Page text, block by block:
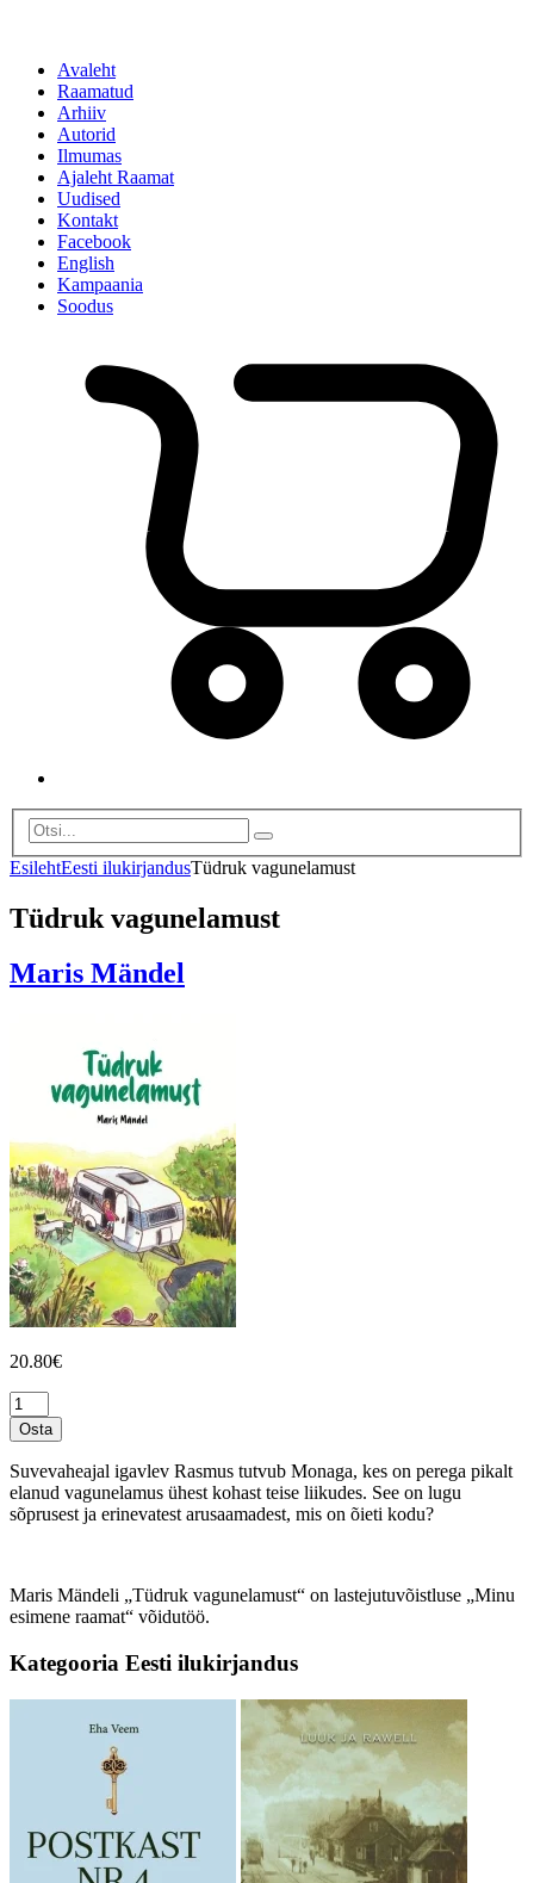
Avaleht
Raamatud
Arhiiv
Autorid
Ilmumas
Ajaleht Raamat
Uudised
Kontakt
Facebook
English
Kampaania
Soodus
EsilehtEesti ilukirjandusTüdruk vagunelamust
Tüdruk vagunelamust
Maris Mändel
20.80€
Tüdruk
vagunelamust
kogus
Osta
Suvevaheajal igavlev Rasmus tutvub Monaga, kes on perega pikalt
elanud vagunelamus ühest kohast teise liikudes. See on lugu
sõprusest ja erinevatest arusaamadest, mis on õieti kodu?
Maris Mändeli „Tüdruk vagunelamust“ on lastejutuvõistluse „Minu
esimene raamat“ võidutöö.
Kategooria Eesti ilukirjandus